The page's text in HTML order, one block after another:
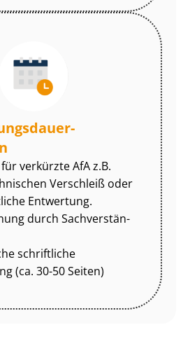
verkürzte AfA z.B.
Verschleiß oder
Entwertung.
durch Sach­ver­stän­
schriftliche
(ca. 30-50 Seiten)